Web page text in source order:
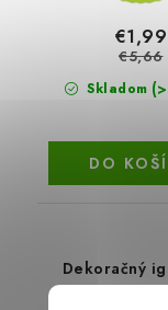
Skladom
€1,99
€5,66
DO
Dekoračný
obrus -